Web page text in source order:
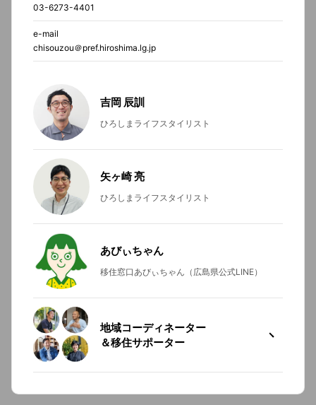
03-6273-4401
e-mail
chisouzou＠pref.hiroshima.lg.jp
吉岡 辰訓
ひろしまライフスタイリスト
矢ヶ崎 亮
ひろしまライフスタイリスト
あびぃちゃん
移住窓口あびぃちゃん（広島県公式LINE）
地域コーディネーター
＆移住サポーター